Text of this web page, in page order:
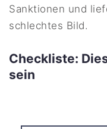
Sanktionen und
schlechtes Bild.
Checkliste:
sein